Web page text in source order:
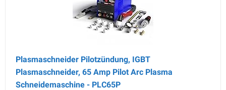
Plasmaschneider Pilotzündung, IGBT
Plasmaschneider, 65 Amp Pilot Arc Plasma
Schneidemaschine - PLC65P